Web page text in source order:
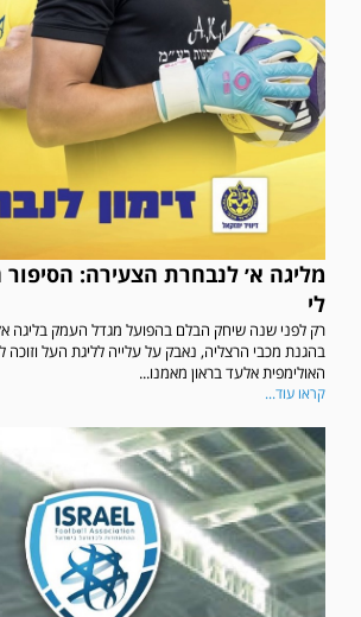
מליגה א׳ לנבחרת הצעירה: הסיפור
לי
רק לפני שנה שיחק הבלם בהפועל מגדל העמק בליגה א׳
בהגנת מכבי הרצליה, נאבק על עלייה לליגת העל וזוכה
האולימפית אלעד בראון מאמנו...
קראו עוד...